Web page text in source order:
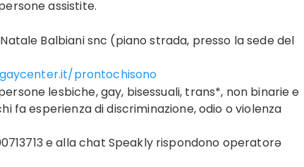
assistite.
Balbiani snc (piano strada, presso la sede del
prontochisono
lesbiche, gay, bisessuali, trans*, non binarie e
fa esperienza di discriminazione, odio o violenza
e alla chat Speakly rispondono operatorə